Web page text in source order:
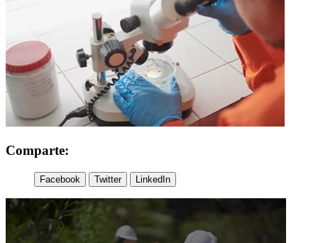
Comparte:
Facebook Twitter LinkedIn